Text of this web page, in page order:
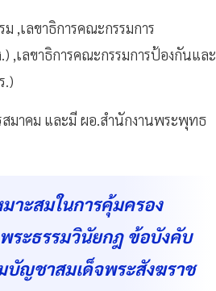
,เลขาธิการคณะกรรมการ
,เลขาธิการคณะกรรมการป้องกันและ
.)
มาคม และมี ผอ.สำนักงานพระพุทธ
าะสมในการคุ้มครอง
ระธรรมวินัยกฎ ข้อบังคับ
บัญชาสมเด็จพระสังฆราช